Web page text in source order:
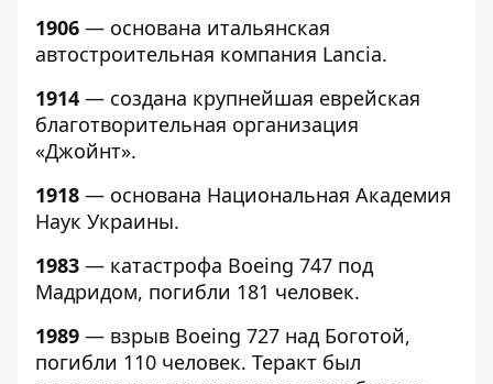
1906 — основана итальянская
автостроительная компания Lancia.
1914 — создана крупнейшая еврейская
благотворительная организация
«Джойнт».
1918 — основана Национальная Академия
Наук Украины.
1983 — катастрофа Boeing 747 под
Мадридом, погибли 181 человек.
1989 — взрыв Boeing 727 над Боготой,
погибли 110 человек. Теракт был